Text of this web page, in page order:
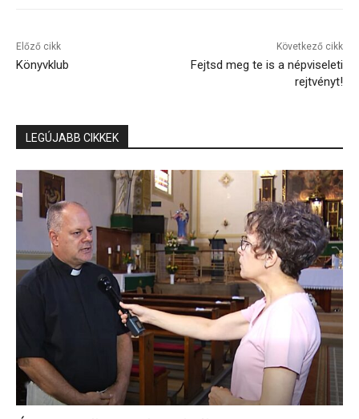
Előző cikk
Könyvklub
Következő cikk
Fejtsd meg te is a népviseleti
rejtvényt!
LEGÚJABB CIKKEK